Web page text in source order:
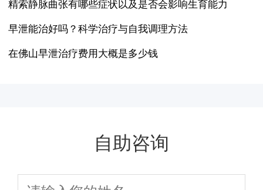
精索静脉曲张有哪些症状以及是否会影响生育能力
早泄能治好吗？科学治疗与自我调理方法
在佛山早泄治疗费用大概是多少钱
自助咨询